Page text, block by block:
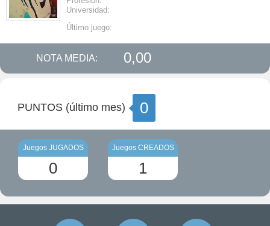
Universidad:
Último juego:
NOTA MEDIA: 0,00
PUNTOS (último mes) 0
Juegos JUGADOS
0
Juegos CREADOS
1